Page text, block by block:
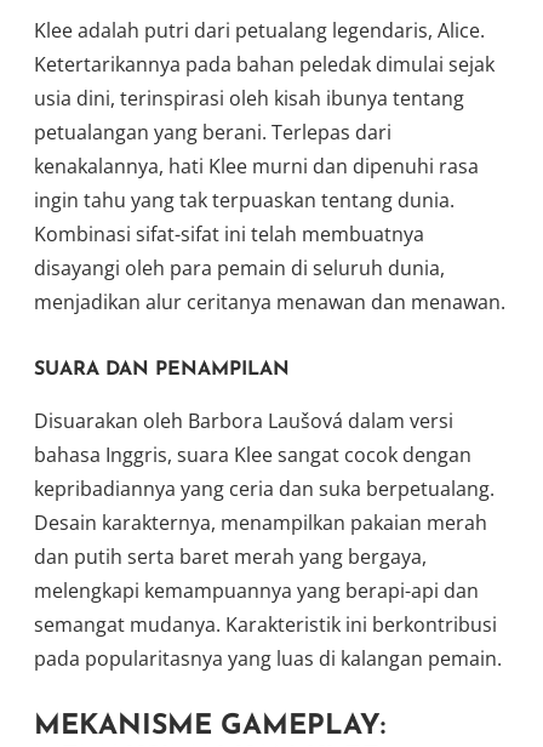
Klee adalah putri dari petualang legendaris, Alice.
Ketertarikannya pada bahan peledak dimulai sejak
usia dini, terinspirasi oleh kisah ibunya tentang
petualangan yang berani. Terlepas dari
kenakalannya, hati Klee murni dan dipenuhi rasa
ingin tahu yang tak terpuaskan tentang dunia.
Kombinasi sifat-sifat ini telah membuatnya
disayangi oleh para pemain di seluruh dunia,
menjadikan alur ceritanya menawan dan menawan.
SUARA DAN PENAMPILAN
Disuarakan oleh Barbora Laušová dalam versi
bahasa Inggris, suara Klee sangat cocok dengan
kepribadiannya yang ceria dan suka berpetualang.
Desain karakternya, menampilkan pakaian merah
dan putih serta baret merah yang bergaya,
melengkapi kemampuannya yang berapi-api dan
semangat mudanya. Karakteristik ini berkontribusi
pada popularitasnya yang luas di kalangan pemain.
MEKANISME GAMEPLAY: